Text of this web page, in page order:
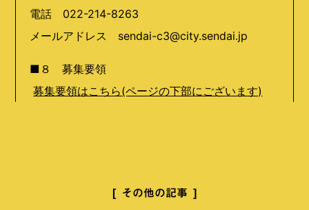
電話 022-214-8263
メールアドレス sendai-c3@city.sendai.jp
■８ 募集要領
募集要領はこちら(ページの下部にございます)
その他の記事